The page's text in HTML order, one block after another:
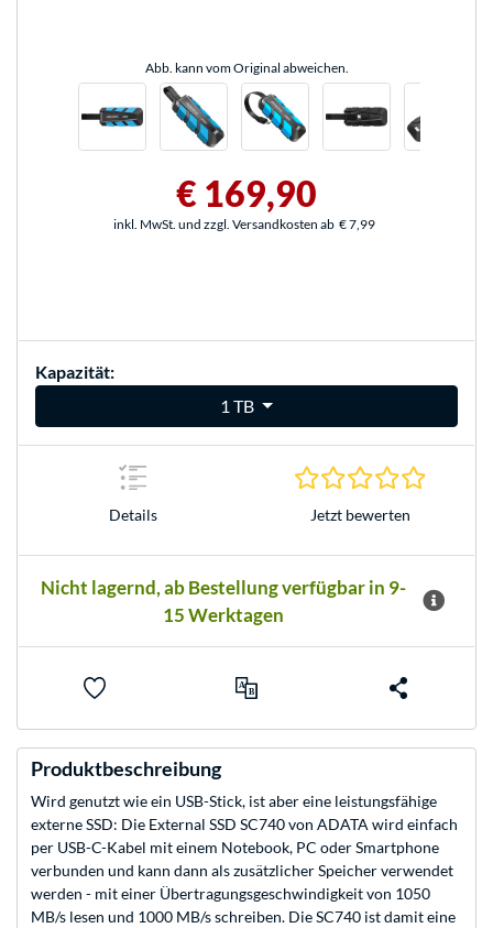
Abb. kann vom Original abweichen.
€ 169,90
inkl. MwSt. und zzgl. Versandkosten ab € 7,99
Kapazität:
1 TB
Details Jetzt bewerten
Nicht lagernd, ab Bestellung verfügbar in 9-
15 Werktagen
Produktbeschreibung
Wird genutzt wie ein USB-Stick, ist aber eine leistungsfähige
externe SSD: Die External SSD SC740 von ADATA wird einfach
per USB-C-Kabel mit einem Notebook, PC oder Smartphone
verbunden und kann dann als zusätzlicher Speicher verwendet
werden - mit einer Übertragungsgeschwindigkeit von 1050
MB/s lesen und 1000 MB/s schreiben. Die SC740 ist damit eine